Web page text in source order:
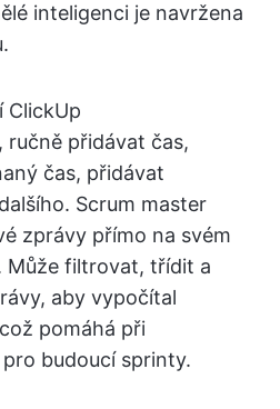
inteligenci je navržena
ClickUp
přidávat čas,
čas, přidávat
Scrum master
zprávy přímo na svém
Může filtrovat, třídit a
aby vypočítal
pomáhá při
pro budoucí sprinty.